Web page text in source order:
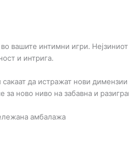
вашите интимни игри.
и интрига.
да истражат нови
за ново ниво на забавна и
амбалажа